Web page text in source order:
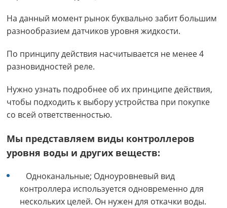
На данный момент рынок буквально забит большим
разнообразием датчиков уровня жидкости.
По принципу действия насчитывается не менее 4
разновидностей реле.
Нужно узнать подробнее об их принципе действия,
чтобы подходить к выбору устройства при покупке
со всей ответственностью.
Мы представляем виды контроллеров
уровня воды и других веществ:
Одноканальные; Одноуровневый вид
контроллера используется одновременно для
нескольких целей. Он нужен для откачки воды.